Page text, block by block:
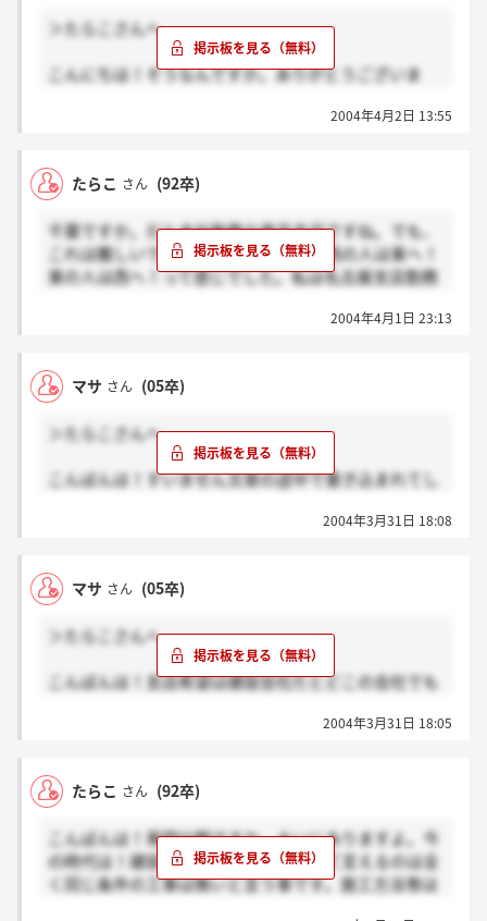
＞たらこさんへ
こんにちは！そうなんですか。ありがとうございま
寝床が変わることもあることには正直びっくりしまし
ら建設業に就いていると単身赴任などでたらこさんも
おっしゃってたように数ヶ月に一度しか帰れなかった
うなと思ったのですが、会社の方々はどうなさってい
るのですか？
2004年4月2日 13:55
たらこ さん (92卒)
千葉ですか。だと本社勤務か東京支店ですね。でも、
これは難しいでしょうね。私の時は、西の人は東へ！
東の人は西へ！って感じでした。私は名古屋支店勤務
なみに言った県は、宮城・静岡・愛知・三重・福井・
寝床が変わっていたので、朝起きたときに何処に居る
のか考えるほどでした(^_^.) だから、本拠地（住民
りますよ。でも、考え方によっては楽しいですよ。色
んな町に行って色んな文化・人間と出会って！その土
地土地の良さがありますからね！住んで見ないと分か
2004年4月1日 23:13
マサ さん (05卒)
＞たらこさんへ
こんばんは！すいません文章の途中で書き込まれてし
支店希望は建設会社だとどこの会社でも通らないらし
以上、覚悟はしているのですが説明会や先輩の話を聞
いているとやっぱりちょっとへこみますね！私は千葉
ればいいなとは思っています。たらこさんもやっぱり
10年間の間、全国各地の支店を転々とされたんです
か？
2004年3月31日 18:08
マサ さん (05卒)
＞たらこさんへ
こんばんは！支店希望は建設会社だとどこの会社でも
希望している以上、覚悟はしているのですが説明会や
ね！私は千葉に住んでいるので出来れば関東県内の支
店に配属されればいいなとは思っています。たらこさ
2004年3月31日 18:05
たらこ さん (92卒)
こんばんは！専門分野ですか。大いにありますよ。今
の時代は！建設業界の特色の一つとして言えるのは全
く同じ条件の工事は無いと言う事です。施工方法等は